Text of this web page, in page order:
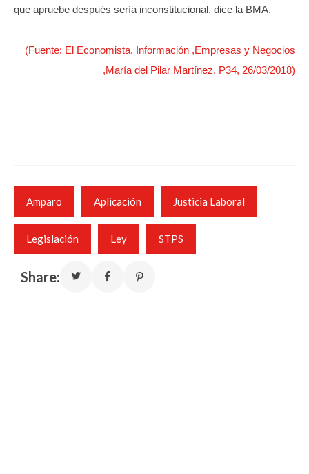
que apruebe después sería inconstitucional, dice la BMA.
(Fuente: El Economista, Información ,Empresas y Negocios
,María del Pilar Martínez, P34, 26/03/2018)
Amparo Aplicación Justicia Laboral
Legislación Ley STPS
Share: